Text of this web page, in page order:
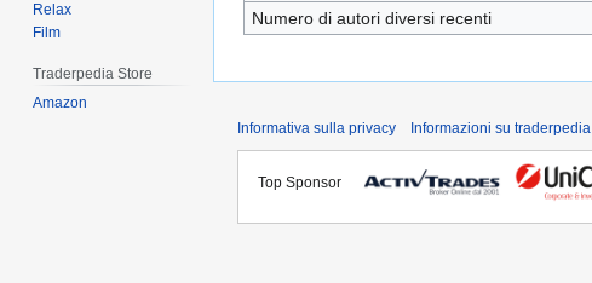
Numero di autori diversi recenti
Relax
Film
Traderpedia Store
Amazon
Informativa sulla privacy
Informazioni su traderpedia
Top Sponsor